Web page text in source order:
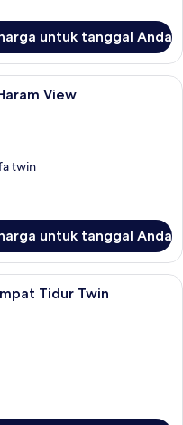
untuk tanggal Anda
antialergi, tempat tidur
View
twin
untuk tanggal Anda
antialergi, tempat tidur
Tidur Twin